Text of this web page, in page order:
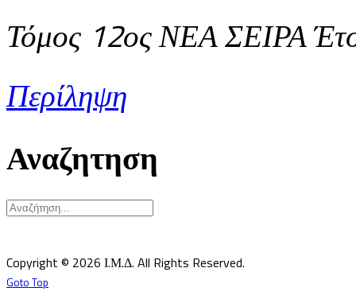
Τόμος 12ος ΝΕΑ ΣΕΙΡΑ
Περίληψη
Αναζητηση
Copyright © 2026 Ι.Μ.Δ. All Rights Reserved.
Goto Top